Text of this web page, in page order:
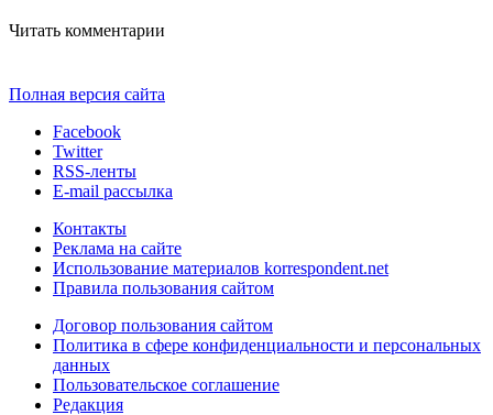
Читать комментарии
Полная версия сайта
Facebook
Twitter
RSS-ленты
E-mail рассылка
Контакты
Реклама на сайте
Использование материалов korrespondent.net
Правила пользования сайтом
Договор пользования сайтом
Политика в сфере конфиденциальности и персональных
данных
Пользовательское соглашение
Редакция